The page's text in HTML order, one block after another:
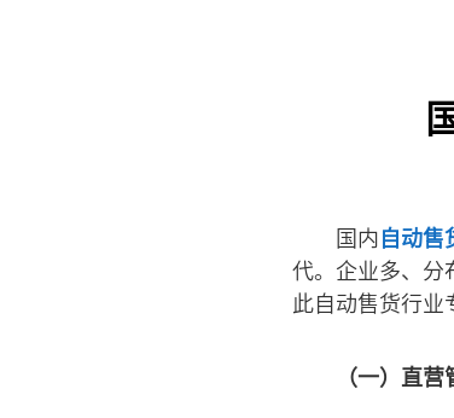
国内自动售
代。企业多、分
此自动售货行业
（一）直